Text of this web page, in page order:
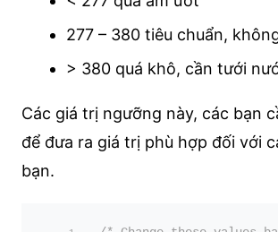
277 – 380 tiêu chuẩn,
> 380 quá khô, cần tưới
Các giá trị ngưỡng này, các bạn
để đưa ra giá trị phù hợp đối với
bạn.